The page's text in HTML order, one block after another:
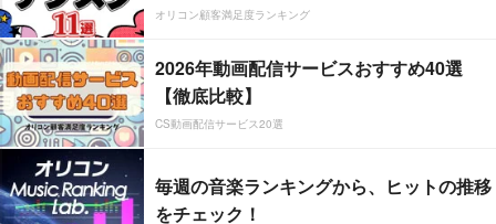
オリコン顧客満足度ランキング
2026年動画配信サービスおすすめ40選
【徹底比較】
CS動画配信サービス20選
毎週の音楽ランキングから、ヒットの推移
をチェック！